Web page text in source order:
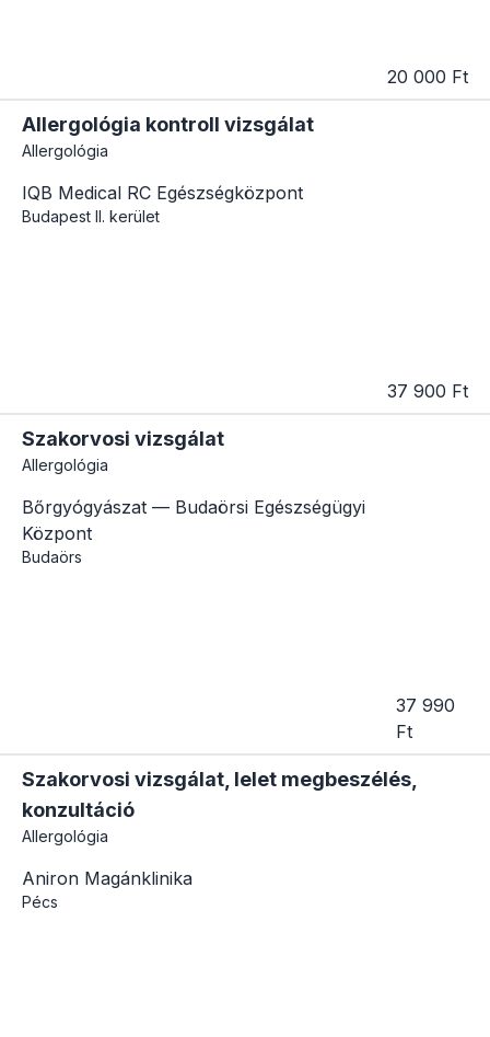
20 000 Ft
Allergológia kontroll vizsgálat
Allergológia
IQB Medical RC Egészségközpont
Budapest II. kerület
37 900 Ft
Szakorvosi vizsgálat
Allergológia
Bőrgyógyászat — Budaörsi Egészségügyi
Központ
Budaörs
37 990
Ft
Szakorvosi vizsgálat, lelet megbeszélés,
konzultáció
Allergológia
Aniron Magánklinika
Pécs